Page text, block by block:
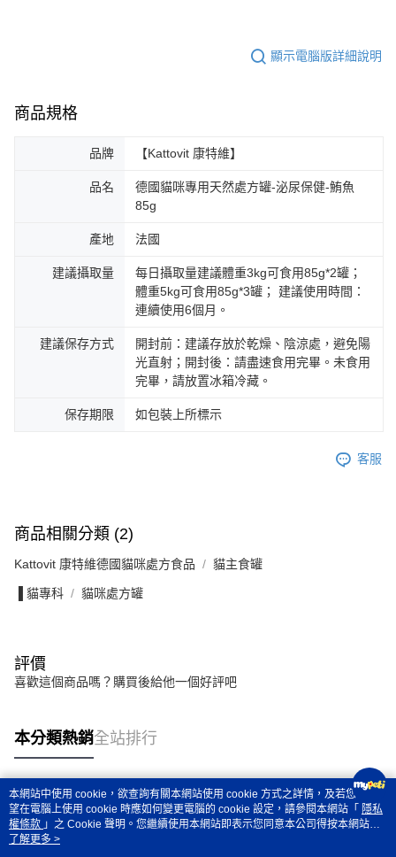
顯示電腦版詳細說明
商品規格
品牌 【Kattovit 康特維】
品名
德國貓咪專用天然處方罐-泌尿保健-鮪魚
85g
產地 法國
建議攝取量
每日攝取量建議體重3kg可食用85g*2罐；
體重5kg可食用85g*3罐； 建議使用時間：
連續使用6個月。
建議保存方式
開封前：建議存放於乾燥、陰涼處，避免陽
光直射；開封後：請盡速食用完畢。未食用
完畢，請放置冰箱冷藏。
保存期限 如包裝上所標示
客服
商品相關分類 (2)
Kattovit 康特維德國貓咪處方食品 貓主食罐
▐ 貓專科 貓咪處方罐
評價
喜歡這個商品嗎？購買後給他一個好評吧
本分類熱銷全站排行
熱門標籤
本網站中使用 cookie，欲查詢有關本網站使用 cookie 方式之詳情，及若您不希
望在電腦上使用 cookie 時應如何變更電腦的 cookie 設定，請參閱本網站「 隱私
權條款 」之 Cookie 聲明。您繼續使用本網站即表示您同意本公司得按本網站使
用條款之 Cookie 聲明使用 cookie。
了解更多 >